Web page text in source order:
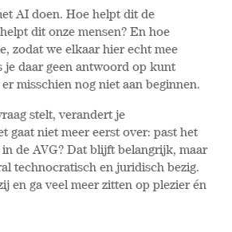
AI doen. Hoe helpt dit de
dit onze mensen? En hoe
zodat we elkaar hier echt mee
je daar geen antwoord op kunt
misschien nog niet aan beginnen.
stelt, verandert je
gaat niet meer eerst over: past het
in de AVG? Dat blijft belangrijk, maar
technocratisch en juridisch bezig.
en ga veel meer zitten op plezier én